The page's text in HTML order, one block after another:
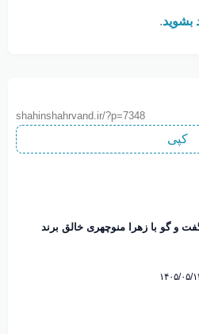
بشوید.
shahinshahrvand.ir/?p=7348
کپی
و گو با زهرا منوچهری خالق برند
۰۵/۱۲